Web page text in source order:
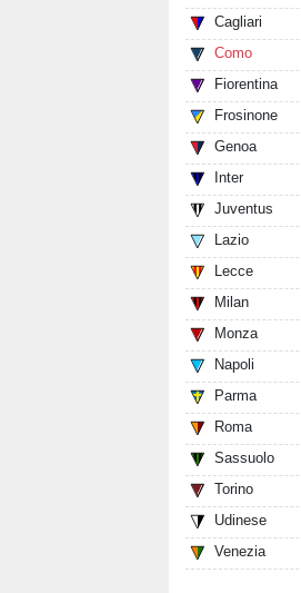
Cagliari
Como
Fiorentina
Frosinone
Genoa
Inter
Juventus
Lazio
Lecce
Milan
Monza
Napoli
Parma
Roma
Sassuolo
Torino
Udinese
Venezia